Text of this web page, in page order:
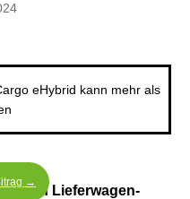
eHybrid kann mehr als
den Lieferwagen-
→